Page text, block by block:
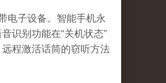
电子设备。智能手机永
识别功能在“关机状态”
程激活话筒的窃听方法